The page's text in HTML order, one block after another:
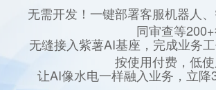
无需开发！一键部署客服机器人
同审查等
无缝接入紫薯AI基座，完成业务工
按使用付费，低
让AI像水电一样融入业务，立降